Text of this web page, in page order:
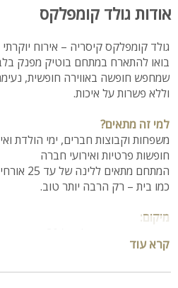
אודות גולד קומפלקס
גולד קומפלקס קיסריה – אירוח
בואו להתארח במתחם בוטיק מפנק
שמחפש חופשה באווירה חופשית,
וללא פשרות על איכות.
למי זה מתאים?
משפחות וקבוצות חברים, ימי הולדת
חופשות פרטיות ואירועי חברה
המתחם
כמו בית – רק הרבה יותר טוב.
מיקום:
כ-50 דקות מתל אביב, נסיעה ישירה ונוחה דרך כביש החוף.
קרא עוד